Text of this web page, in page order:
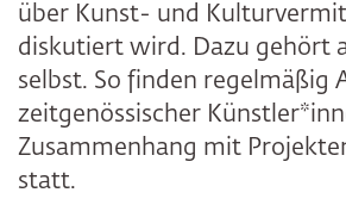
über Kunst- und
diskutiert wird. Dazu gehört
selbst. So finden regelmäßig
zeitgenössischer
Zusammenhang mit
statt.